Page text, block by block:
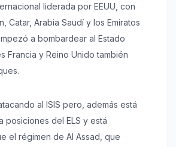
liderada por EEUU, con
Catar, Arabia Saudí y los Emiratos
a bombardear al Estado
Francia y Reino Unido también
al ISIS pero, además está
posiciones del ELS y está
el régimen de Al Assad, que